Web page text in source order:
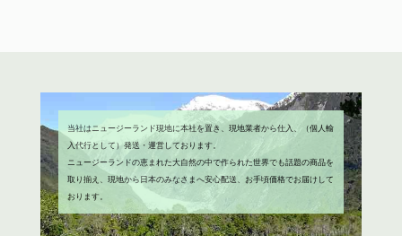
当社はニュージーランド現地に本社を置き、現地業者から仕入、（個人輸
入代行として）発送・運営しております。
ニュージーランドの恵まれた大自然の中で作られた世界でも話題の商品を
取り揃え、現地から日本のみなさまへ安心配送、お手頃価格でお届けして
おります。